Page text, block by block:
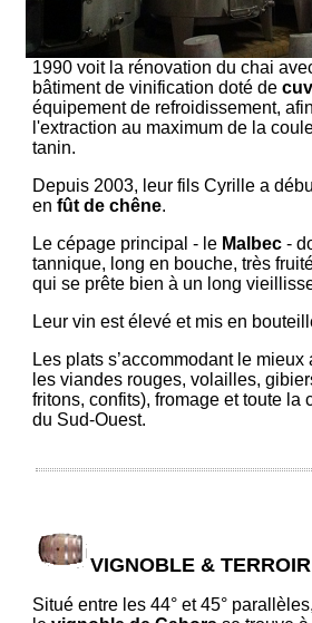
1990 voit la rénovation du chai
bâtiment de vinification doté de
équipement de refroidissement,
l'extraction au maximum de la
tanin.
Depuis 2003, leur fils Cyrille a
en fût de chêne.
Le cépage principal - le Malbec -
tannique, long en bouche, très
qui se prête bien à un long
Leur vin est élevé et mis en
Les plats s’accommodant le mieux
les viandes rouges, volailles,
fritons, confits), fromage et toute la
du Sud-Ouest.
VIGNOBLE & TERROIR
Situé entre les 44° et 45° parallèles,